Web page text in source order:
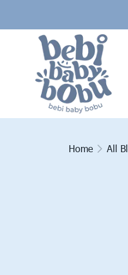
Home All